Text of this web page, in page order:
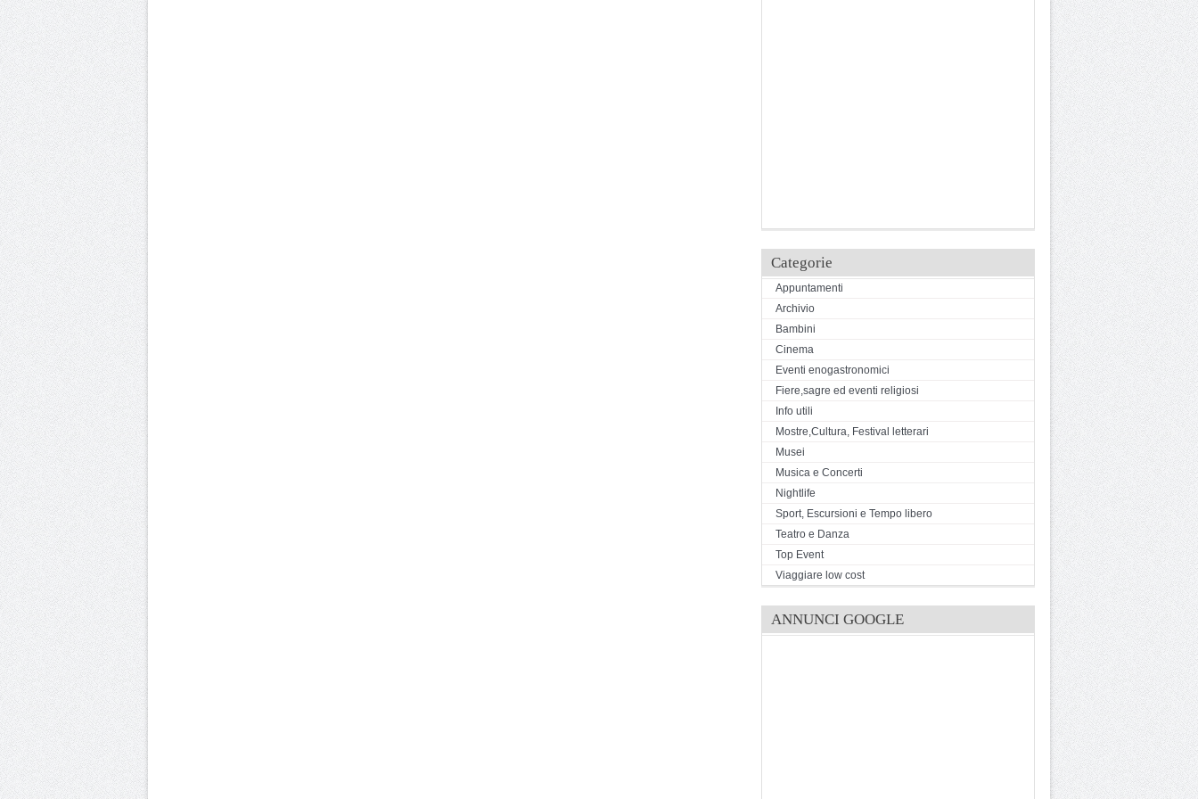
Categorie
Appuntamenti
Archivio
Bambini
Cinema
Eventi enogastronomici
Fiere,sagre ed eventi religiosi
Info utili
Mostre,Cultura, Festival letterari
Musei
Musica e Concerti
Nightlife
Sport, Escursioni e Tempo libero
Teatro e Danza
Top Event
Viaggiare low cost
ANNUNCI GOOGLE